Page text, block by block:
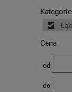
Kategorie
Cena
od
do